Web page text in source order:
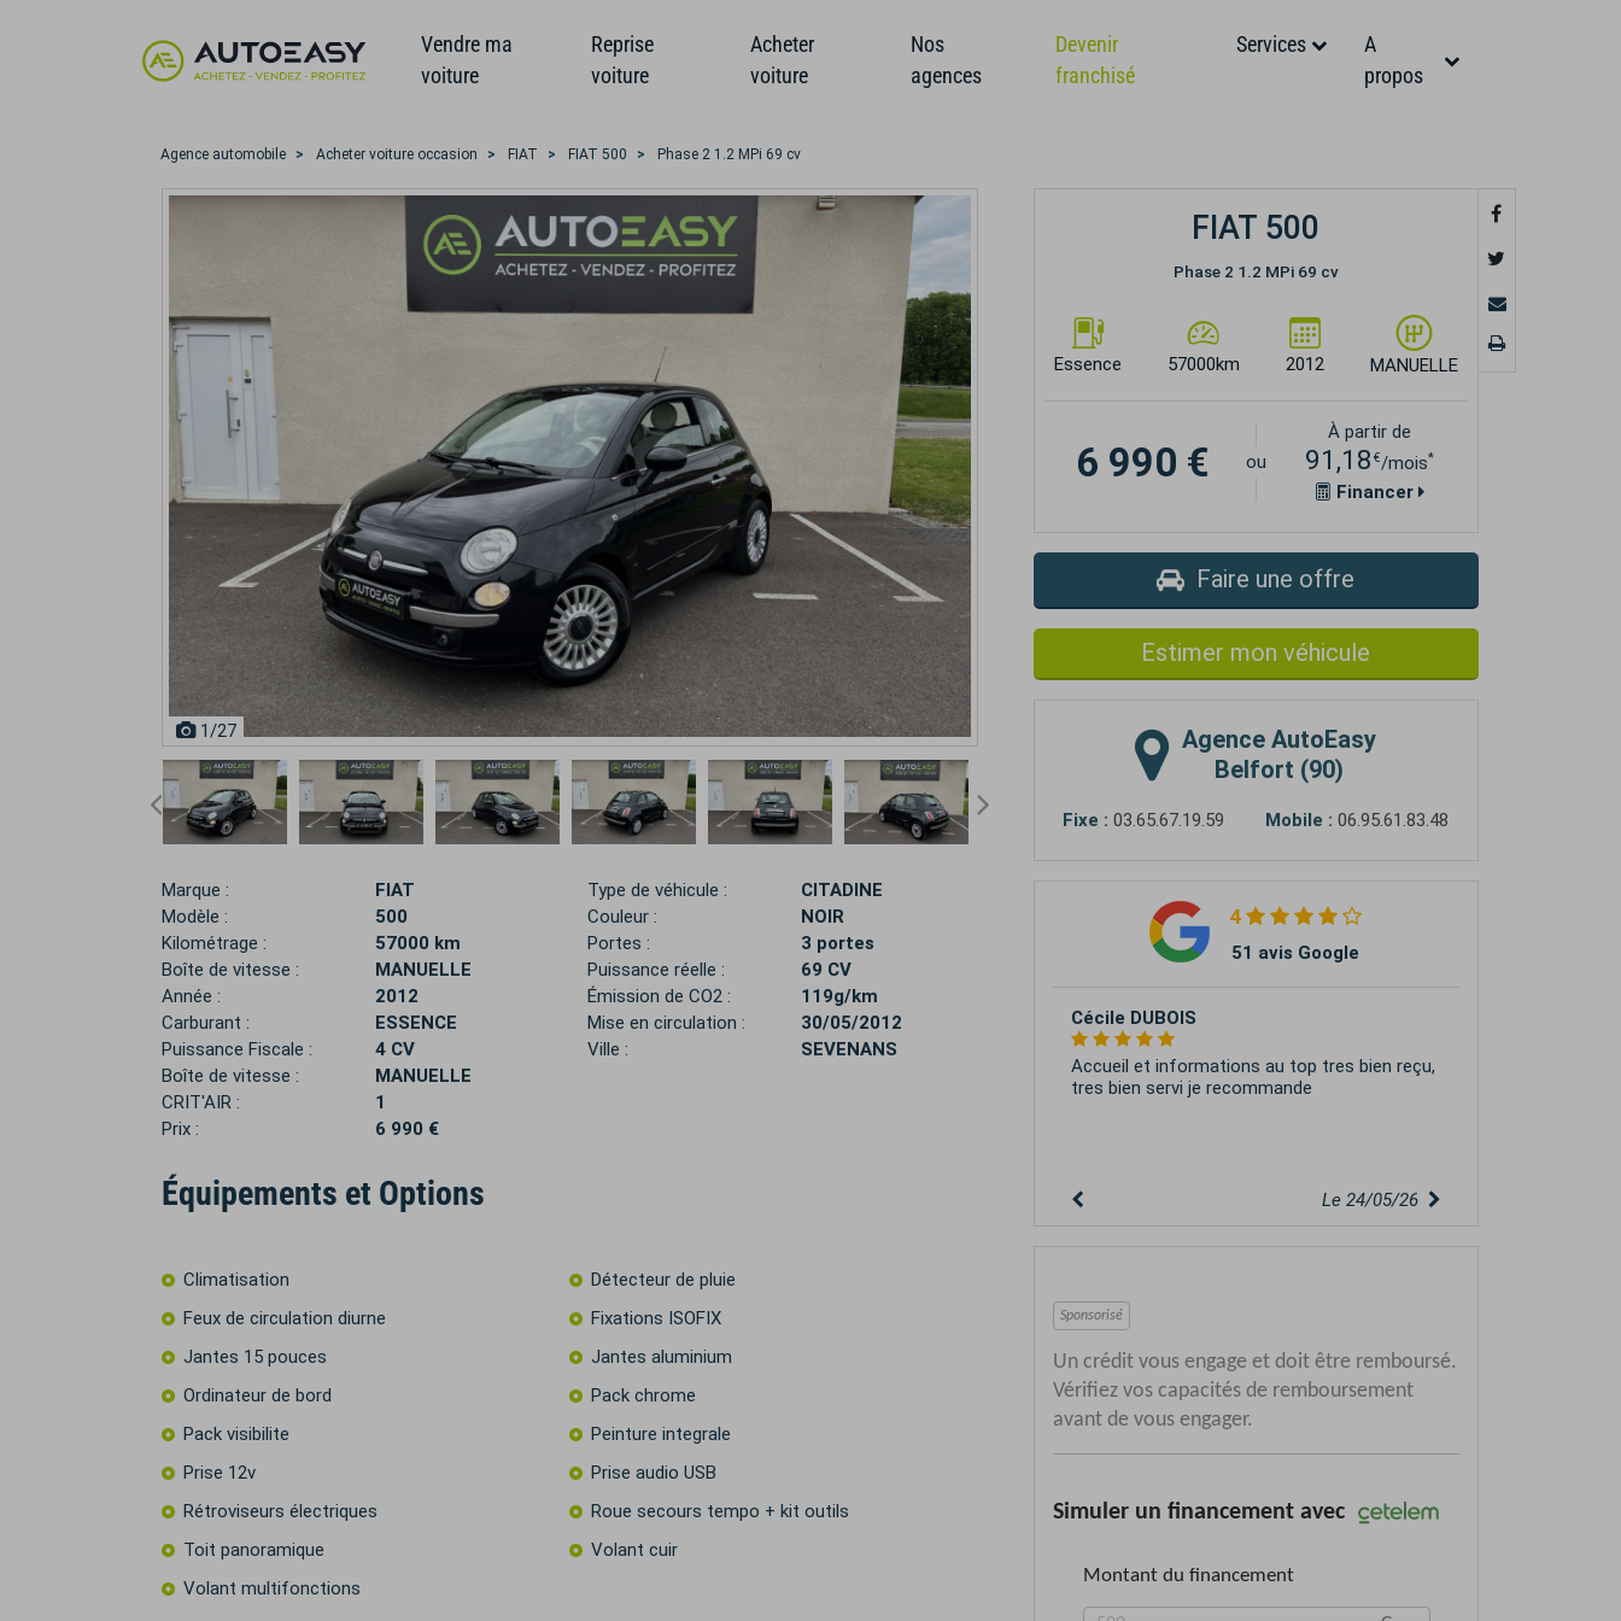
Vendre ma
voiture
Reprise
voiture
Acheter
voiture
Nos
agences
Devenir
franchisé
Services
A
propos
Agence automobile Acheter voiture occasion FIAT FIAT 500 Phase 2 1.2 MPi 69 cv
1/27
Marque :
FIAT
Modèle :
500
Kilométrage :
57000 km
Boîte de vitesse :
MANUELLE
Année :
2012
Carburant :
ESSENCE
Puissance Fiscale :
4 CV
Boîte de vitesse :
MANUELLE
CRIT'AIR :
1
Prix :
6 990 €
Type de véhicule :
CITADINE
Couleur :
NOIR
Portes :
3 portes
Puissance réelle :
69 CV
Émission de CO2 :
119g/km
Mise en circulation :
30/05/2012
Ville :
SEVENANS
Équipements et Options
Climatisation
Détecteur de pluie
Feux de circulation diurne
Fixations ISOFIX
Jantes 15 pouces
Jantes aluminium
Ordinateur de bord
Pack chrome
Pack visibilite
Peinture integrale
Prise 12v
Prise audio USB
Rétroviseurs électriques
Roue secours tempo + kit outils
Toit panoramique
Volant cuir
Volant multifonctions
FIAT 500
Phase 2 1.2 MPi 69 cv
Essence 57000km 2012 MANUELLE
6 990 € ou
À partir de
91,18 €/mois*
Financer
Faire une offre
Estimer mon véhicule
Agence AutoEasy
Belfort (90)
Fixe : 03.65.67.19.59 Mobile : 06.95.61.83.48
4
51 avis Google
Carole Rajoie
Je recommande des personnes formidable et
bien gentils reprise Clio merci encore pour
Le 12/04/26